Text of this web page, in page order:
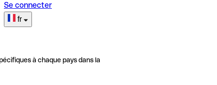
Se connecter
fr
à chaque pays dans la